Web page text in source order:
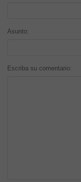
Asunto:
Escriba su comentario: